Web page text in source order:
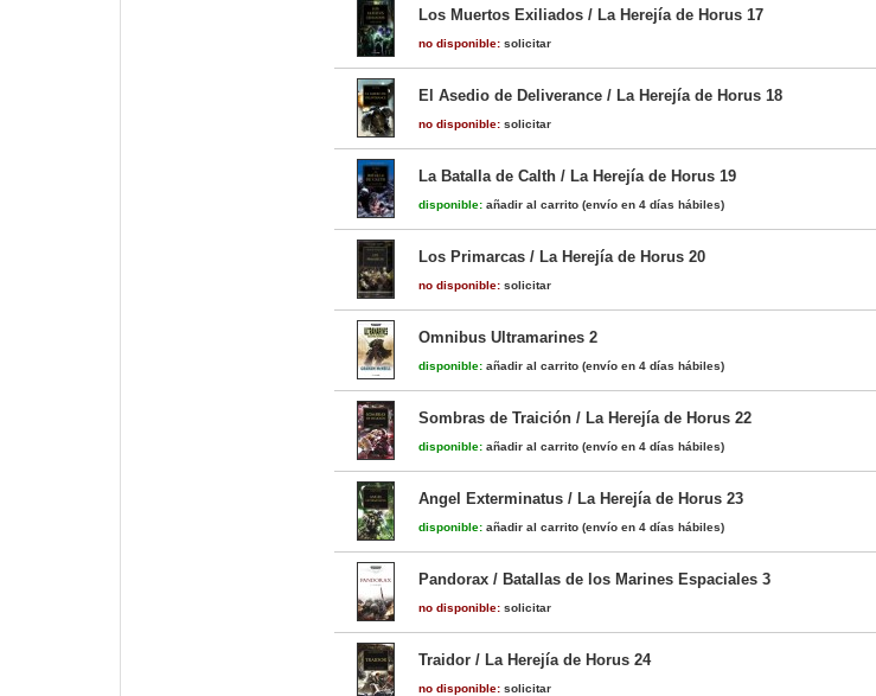
Los Muertos Exiliados / La Herejía de Horus 17
no disponible: solicitar
El Asedio de Deliverance / La Herejía de Horus 18
no disponible: solicitar
La Batalla de Calth / La Herejía de Horus 19
disponible: añadir al carrito (envío en 4 días hábiles)
Los Primarcas / La Herejía de Horus 20
no disponible: solicitar
Omnibus Ultramarines 2
disponible: añadir al carrito (envío en 4 días hábiles)
Sombras de Traición / La Herejía de Horus 22
disponible: añadir al carrito (envío en 4 días hábiles)
Angel Exterminatus / La Herejía de Horus 23
disponible: añadir al carrito (envío en 4 días hábiles)
Pandorax / Batallas de los Marines Espaciales 3
no disponible: solicitar
Traidor / La Herejía de Horus 24
no disponible: solicitar